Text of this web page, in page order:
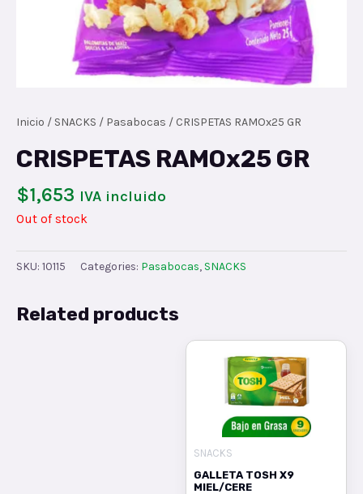
Inicio / SNACKS / Pasabocas / CRISPETAS RAMOx25 GR
CRISPETAS RAMOx25 GR
$1,653 IVA incluido
Out of stock
SKU: 10115 Categories: Pasabocas, SNACKS
Related products
SNACKS
GALLETA TOSH X9
MIEL/CERE